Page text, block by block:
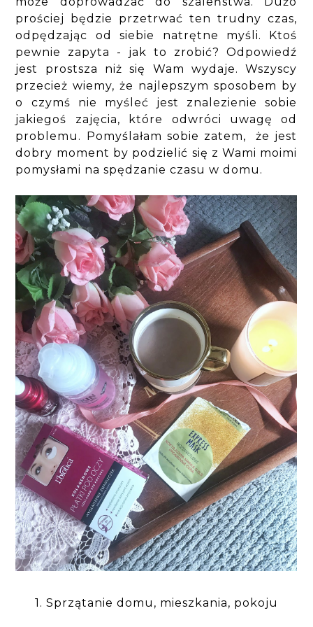
prościej będzie przetrwać ten trudny czas,
odpędzając od siebie natrętne myśli. Ktoś
pewnie zapyta - jak to zrobić? Odpowiedź
jest prostsza niż się Wam wydaje. Wszyscy
przecież wiemy, że najlepszym sposobem by
o czymś nie myśleć jest znalezienie sobie
jakiegoś zajęcia, które odwróci uwagę od
problemu. Pomyślałam sobie zatem, że jest
dobry moment by podzielić się z Wami moimi
pomysłami na spędzanie czasu w domu.
1. Sprzątanie domu, mieszkania, pokoju